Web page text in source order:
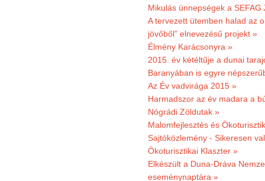
Mikulás ünnepségek a SEFAG
A tervezett ütemben halad az
jövőből” elnevezésű projekt »
Élmény Karácsonyra »
2015. év kétéltűje a dunai
Baranyában is egyre
Az Év vadvirága 2015 »
Harmadszor az év madara a
Nógrádi Zöldutak »
Malomfejlesztés és
Sajtóközlemény - Sikeresen
Ökoturisztikai Klaszter »
Elkészült a Duna-Dráva
eseménynaptára »